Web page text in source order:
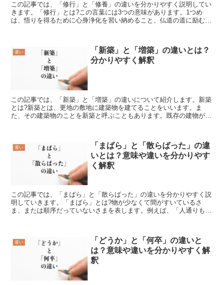
この記事では、「修行」と「修養」の違いを分かりやすく説明してい
きます。「修行」とは?この言葉には3つの意味があります。1つめ
は、悟りを得るために心身浄化を習い納めること、仏道の道に励むこ
違い
「新築」と「増築」の違いとは？
分かりやすく解釈
この記事では、「新築」と「増築」の違いについて紹介します。新築
とは?新築とは、更地の敷地に建築物を建てることをいいます。ま
た、その建築物のことを新築と呼ぶこともあります。既存の建物があ
違い
「まばら」と「散らばった」の違
いとは？意味や違いを分かりやす
く解釈
この記事では、「まばら」と「散らばった」の違いを分かりやすく説
明していきます。「まばら」とは?物が少なくて間がすいているさ
ま、または順序だっていないさまを表します。例えば、「人通りもま
違い
「どうか」と「何卒」の違いと
は？意味や違いを分かりやすく解
釈